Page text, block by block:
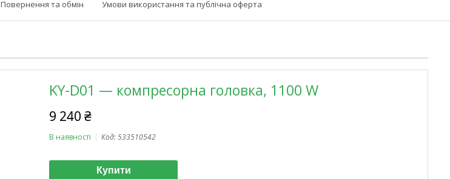
Повернення та обмін Умови використання та публічна оферта
KY-D01 — компресорна головка, 1100 W
9 240 ₴
В наявності Код:533510542
Купити